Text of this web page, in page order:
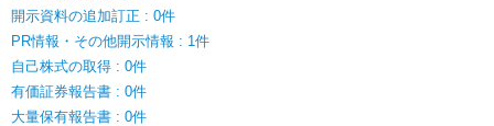
開示資料の追加訂正 : 0件
PR情報・その他開示情報 : 1件
自己株式の取得 : 0件
有価証券報告書 : 0件
大量保有報告書 : 0件